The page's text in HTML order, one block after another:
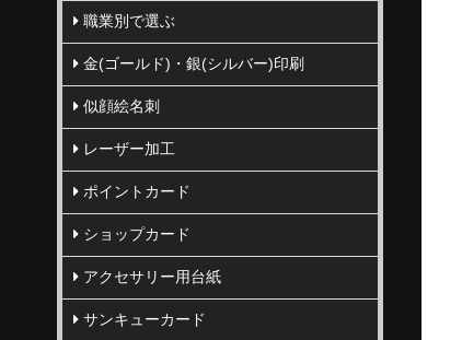
職業別で選ぶ
金(ゴールド)・銀(シルバー)印刷
似顔絵名刺
レーザー加工
ポイントカード
ショップカード
アクセサリー用台紙
サンキューカード